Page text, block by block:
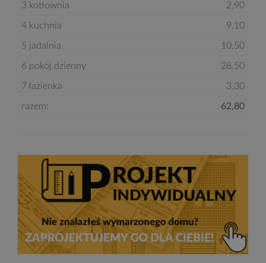
3 kotłownia 2,90
4 kuchnia 9,10
5 jadalnia 10,50
6 pokój dzienny 28,50
7 łazienka 3,30
razem: 62,80